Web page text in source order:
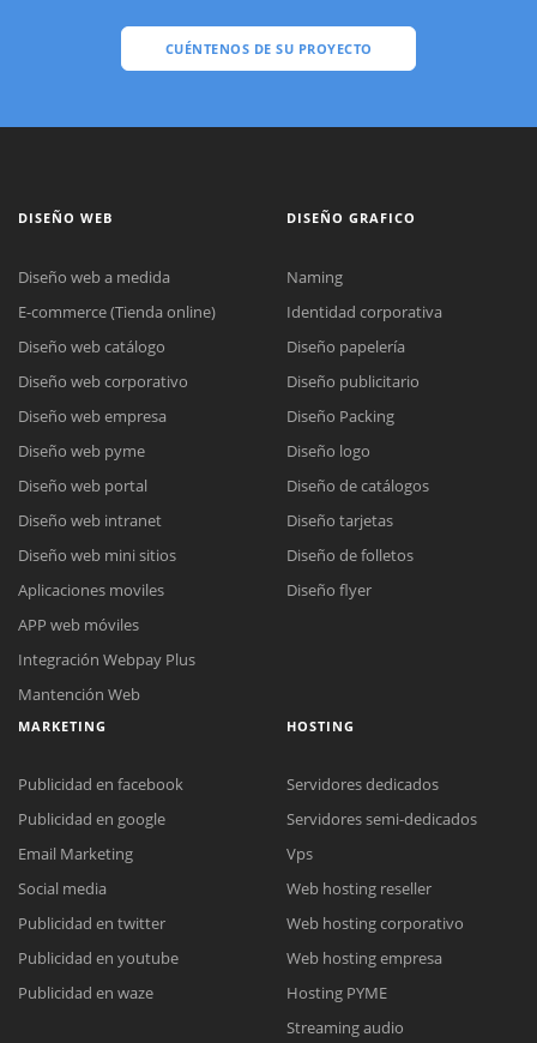
CUÉNTENOS DE SU PROYECTO
Reunión online
Meet para la reunión online.
Cotización
Chat Online
Todos nuestros ejecutivos están fuera de línea. Complete el formulario
DISEÑO WEB
Diseño web a medida
E-commerce (Tienda online)
Diseño web catálogo
Diseño web corporativo
Diseño web empresa
Diseño web pyme
Diseño web portal
Diseño web intranet
Diseño web mini sitios
Aplicaciones moviles
APP web móviles
Integración Webpay Plus
Mantención Web
DISEÑO GRAFICO
Naming
Identidad corporativa
Diseño papelería
Diseño publicitario
Diseño Packing
Diseño logo
Diseño de catálogos
Diseño tarjetas
Diseño de folletos
Diseño flyer
MARKETING
Publicidad en facebook
Publicidad en google
Email Marketing
Social media
Publicidad en twitter
Publicidad en youtube
Publicidad en waze
HOSTING
Servidores dedicados
Servidores semi-dedicados
Vps
Web hosting reseller
Web hosting corporativo
Web hosting empresa
Hosting PYME
Streaming audio